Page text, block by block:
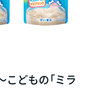
こどもの「ミラ